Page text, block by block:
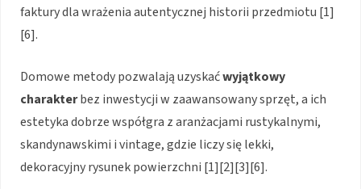
faktury dla wrażenia autentycznej historii przedmiotu [1]
[6].
Domowe metody pozwalają uzyskaćwyjątkowy
charakterbez inwestycji w zaawansowany sprzęt, a ich
estetyka dobrze współgra z aranżacjami rustykalnymi,
skandynawskimi i vintage, gdzie liczy się lekki,
dekoracyjny rysunek powierzchni [1][2][3][6].